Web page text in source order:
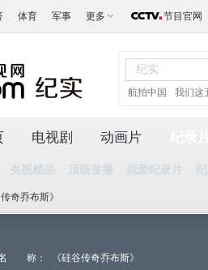
体育 军事 更多 节目官网
航拍中国 我们这
电视剧 动画片
央视精品 顶级首播 我爱纪录片
奇乔布斯》
称：
《硅谷传奇乔布斯》